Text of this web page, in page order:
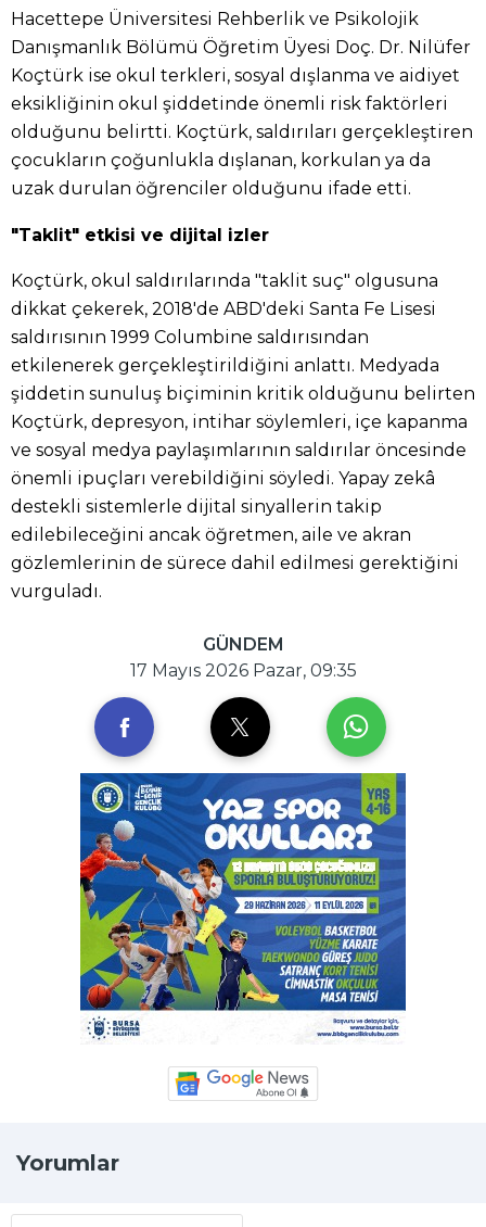
Hacettepe Üniversitesi Rehberlik ve Psikolojik
Danışmanlık Bölümü Öğretim Üyesi Doç. Dr. Nilüfer
Koçtürk ise okul terkleri, sosyal dışlanma ve aidiyet
eksikliğinin okul şiddetinde önemli risk faktörleri
olduğunu belirtti. Koçtürk, saldırıları gerçekleştiren
çocukların çoğunlukla dışlanan, korkulan ya da
uzak durulan öğrenciler olduğunu ifade etti.
"Taklit" etkisi ve dijital izler
Koçtürk, okul saldırılarında "taklit suç" olgusuna
dikkat çekerek, 2018'de ABD'deki Santa Fe Lisesi
saldırısının 1999 Columbine saldırısından
etkilenerek gerçekleştirildiğini anlattı. Medyada
şiddetin sunuluş biçiminin kritik olduğunu belirten
Koçtürk, depresyon, intihar söylemleri, içe kapanma
ve sosyal medya paylaşımlarının saldırılar öncesinde
önemli ipuçları verebildiğini söyledi. Yapay zekâ
destekli sistemlerle dijital sinyallerin takip
edilebileceğini ancak öğretmen, aile ve akran
gözlemlerinin de sürece dahil edilmesi gerektiğini
vurguladı.
GÜNDEM
17 Mayıs 2026 Pazar, 09:35
Yorumlar